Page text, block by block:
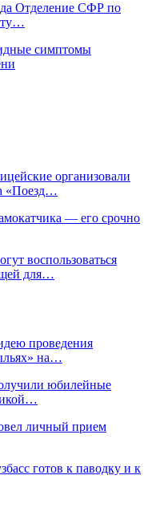
Отделение СФР по
симптомы
организовали
«Поезд…
— его срочно
воспользоваться
для…
проведения
на…
юбилейные
личный прием
готов к паводку и к